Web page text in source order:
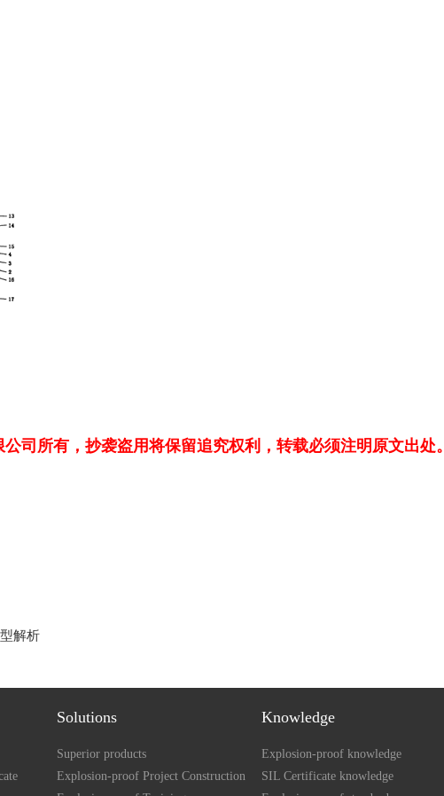
司所有，抄袭盗用将保留追究权利，转载必须注明原文出处。
解析
Solutions
Superior products
Explosion-proof Project Construction
Knowledge
Explosion-proof knowledge
SIL Certificate knowledge